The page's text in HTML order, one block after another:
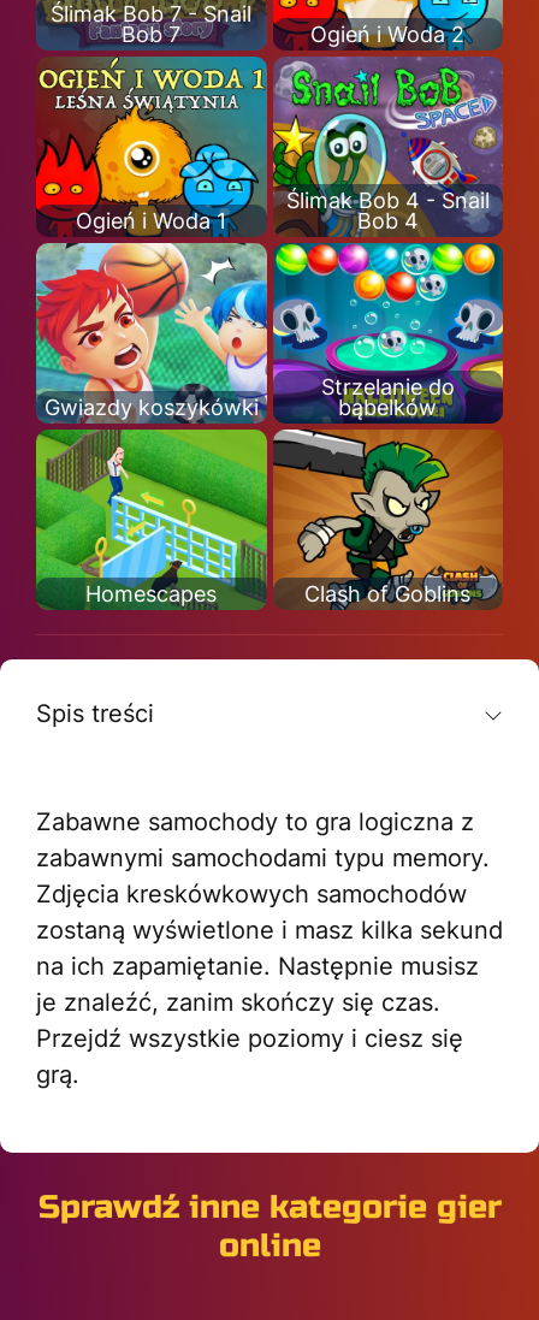
Ślimak Bob 7 - Snail
Bob 7
Ogień i Woda 2
Ogień i Woda 1
Ślimak Bob 4 - Snail
Bob 4
Gwiazdy koszykówki
Strzelanie do
bąbelków
Homescapes Clash of Goblins
Spis treści
Zabawne samochody to gra logiczna z
zabawnymi samochodami typu memory.
Zdjęcia kreskówkowych samochodów
zostaną wyświetlone i masz kilka sekund
na ich zapamiętanie. Następnie musisz
je znaleźć, zanim skończy się czas.
Przejdź wszystkie poziomy i ciesz się
grą.
Sprawdź inne kategorie gier
online